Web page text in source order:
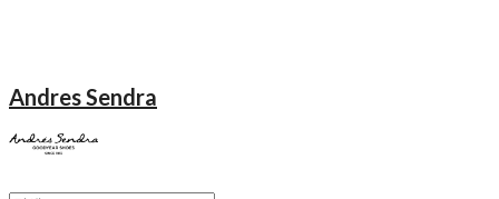
Andres Sendra